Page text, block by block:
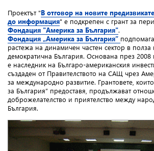
Проектът "В отговор на новите
до информация" е подкрепен с грант за
Фондация "Америка за България".
Фондация „Америка за България”
растежа на динамичен частен сектор в
демократична България. Основана през 2008
е наследник на Българо-американския
създаден от Правителството на САЩ чрез
за международно развитие. Грантовете,
за България” предоставя, продължават
доброжелателство и приятелство между
България.